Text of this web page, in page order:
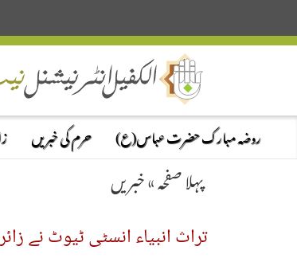
روضہ مبارک حضرت عباس(ع) حرم کی خبریں
پہلا صفحہ»خبریں
تراث انبیاء انسٹی ٹیوٹ نے